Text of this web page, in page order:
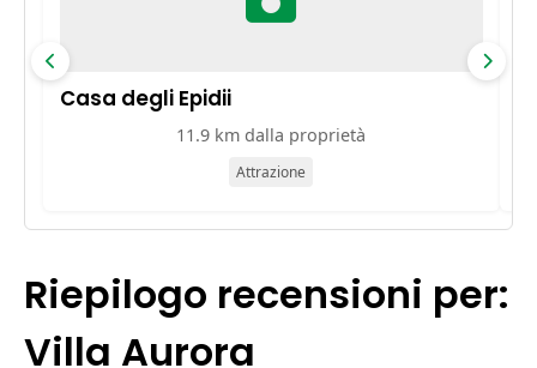
Casa degli Epidii
11.9 km dalla proprietà
Attrazione
Riepilogo recensioni per:
Villa Aurora